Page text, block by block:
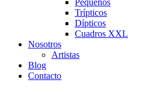
Pequeños
Trípticos
Dípticos
Cuadros XXL
Nosotros
Artistas
Blog
Contacto